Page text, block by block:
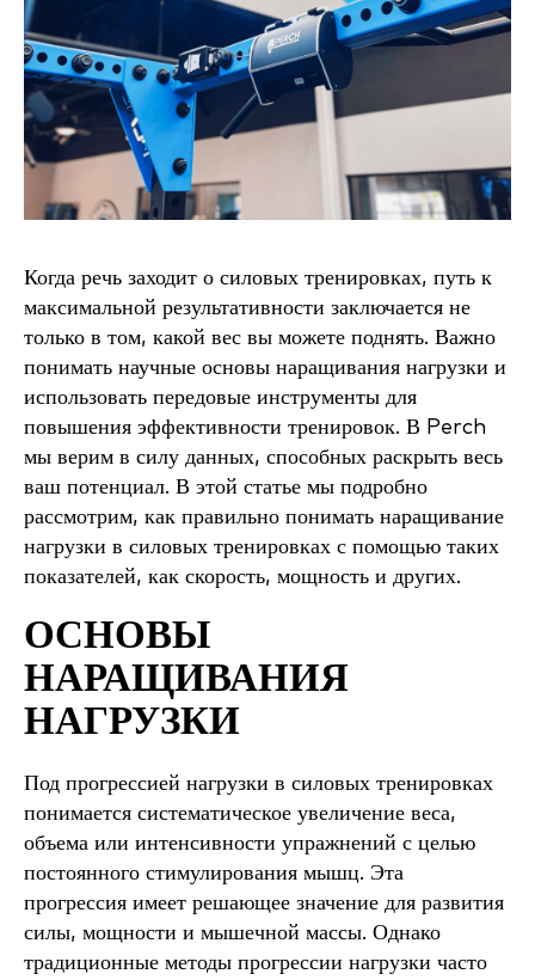
Когда речь заходит о силовых тренировках, путь к
максимальной результативности заключается не
только в том, какой вес вы можете поднять. Важно
понимать научные основы наращивания нагрузки и
использовать передовые инструменты для
повышения эффективности тренировок. В Perch
мы верим в силу данных, способных раскрыть весь
ваш потенциал. В этой статье мы подробно
рассмотрим, как правильно понимать наращивание
нагрузки в силовых тренировках с помощью таких
показателей, как скорость, мощность и других.
ОСНОВЫ
НАРАЩИВАНИЯ
НАГРУЗКИ
Под прогрессией нагрузки в силовых тренировках
понимается систематическое увеличение веса,
объема или интенсивности упражнений с целью
постоянного стимулирования мышц. Эта
прогрессия имеет решающее значение для развития
силы, мощности и мышечной массы. Однако
традиционные методы прогрессии нагрузки часто